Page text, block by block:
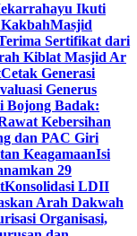
Ikuti
Masjid
Sertifikat dari
Kiblat Masjid Ar
Cetak Generasi
Generus
Bojong Badak:
Kebersihan
dan PAC Giri
KeagamaanIsi
29
Konsolidasi LDII
Arah Dakwah
Organisasi,